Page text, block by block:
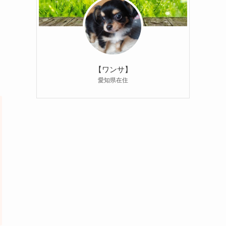
【ワンサ】
愛知県在住